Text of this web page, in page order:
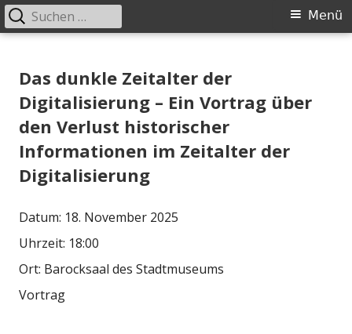
zum
Primäres
Menü
Suchen
nach:
Das dunkle Zeitalter der
Digitalisierung – Ein Vortrag über
den Verlust historischer
Informationen im Zeitalter der
Digitalisierung
Datum: 18. November 2025
Uhrzeit: 18:00
Ort: Barocksaal des Stadtmuseums
Vortrag